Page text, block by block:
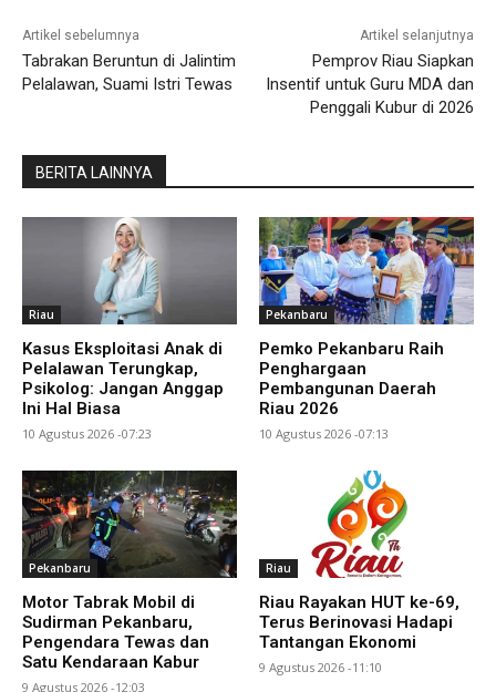
Artikel sebelumnya
Tabrakan Beruntun di Jalintim
Pelalawan, Suami Istri Tewas
Artikel selanjutnya
Pemprov Riau Siapkan
Insentif untuk Guru MDA dan
Penggali Kubur di 2026
BERITA LAINNYA
Riau
Kasus Eksploitasi Anak di
Pelalawan Terungkap,
Psikolog: Jangan Anggap
Ini Hal Biasa
10 Agustus 2026 -07:23
Pekanbaru
Pemko Pekanbaru Raih
Penghargaan
Pembangunan Daerah
Riau 2026
10 Agustus 2026 -07:13
Pekanbaru
Motor Tabrak Mobil di
Sudirman Pekanbaru,
Pengendara Tewas dan
Satu Kendaraan Kabur
9 Agustus 2026 -12:03
Riau
Riau Rayakan HUT ke-69,
Terus Berinovasi Hadapi
Tantangan Ekonomi
9 Agustus 2026 -11:10